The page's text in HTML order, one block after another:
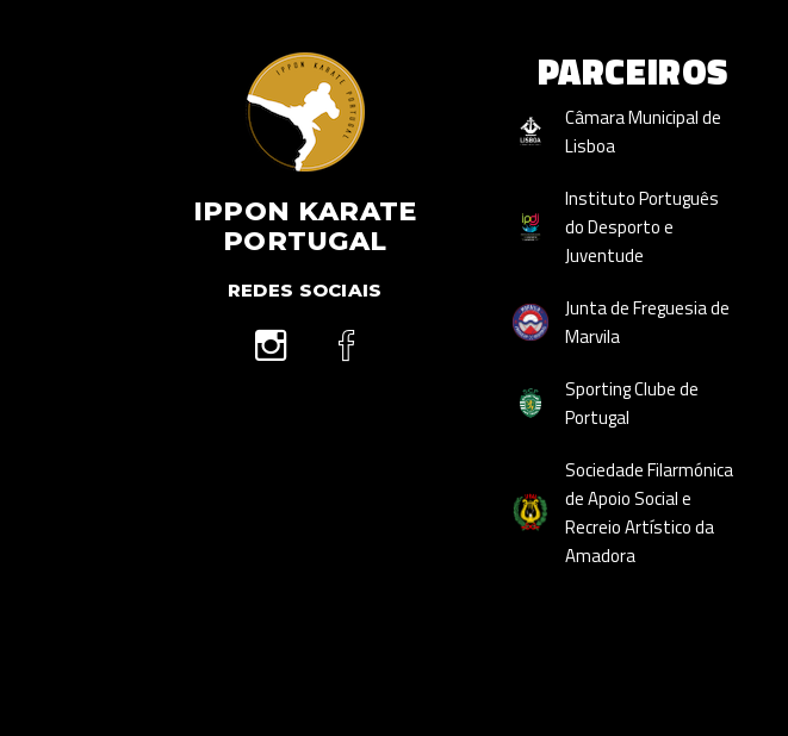
IPPON KARATE
PORTUGAL
REDES SOCIAIS
PARCEIROS
Câmara Municipal de
Lisboa
Instituto Português
do Desporto e
Juventude
Junta de Freguesia de
Marvila
Sporting Clube de
Portugal
Sociedade Filarmónica
de Apoio Social e
Recreio Artístico da
Amadora